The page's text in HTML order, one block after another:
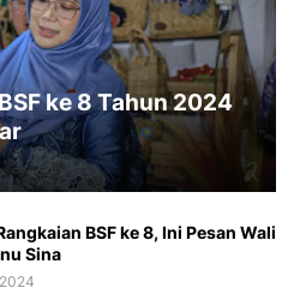
ke 8 Tahun 2024
BSF ke 8, Ini Pesan Wali
Sina